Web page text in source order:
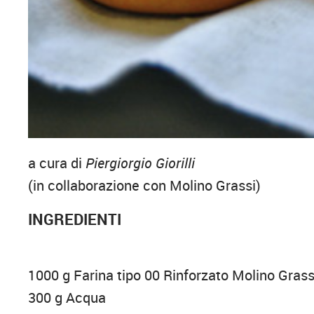
a cura di Piergiorgio Giorilli
(in collaborazione con Molino Grassi)
INGREDIENTI
1000 g Farina tipo 00 Rinforzato Molino
300 g Acqua